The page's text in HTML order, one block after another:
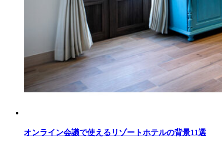
オンライン会議で使えるリゾートホテルの背景11選